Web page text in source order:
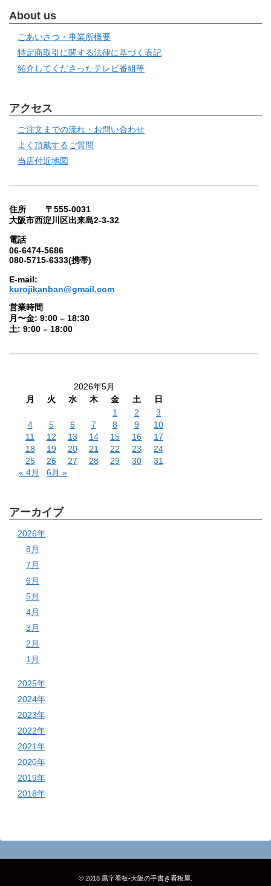
About us
ごあいさつ・事業所概要
特定商取引に関する法律に基づく表記
紹介してくださったテレビ番組等
アクセス
ご注文までの流れ・お問い合わせ
よく頂戴するご質問
当店付近地図
住所 〒555-0031
大阪市西淀川区出来島2-3-32
電話
06-6474-5686
080-5715-6333(携帯)
E-mail:
kurojikanban@gmail.com
営業時間
月〜金: 9:00 – 18:30
土: 9:00 – 18:00
2026年5月
月
火 水 木 金 土
日
1
2
3
4
5 6 7 8 9
10
11
12 13 14 15 16
17
18
19 20 21 22 23
24
25
26 27 28 29 30
31
« 4月
6月 »
アーカイブ
2026年
8月
7月
6月
5月
4月
3月
2月
1月
2025年
2024年
2023年
2022年
2021年
2020年
2019年
2018年
© 2018 黒字看板‐大阪の手書き看板屋